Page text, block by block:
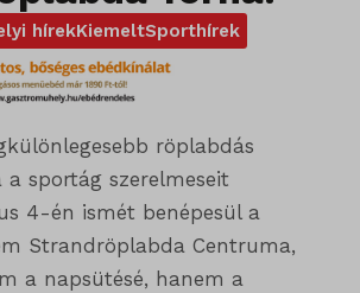
hírekKiemeltSporthírek
röplabdás
a sportág szerelmeseit
4-én ismét benépesül a
Strandröplabda Centruma,
a napsütésé, hanem a